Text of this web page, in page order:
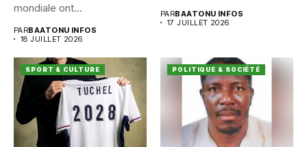
mondiale ont...
PARBAATONU INFOS
18 JUILLET 2026
PARBAATONU INFOS
17 JUILLET 2026
SPORT & CULTURE POLITIQUE & SOCIÉTÉ